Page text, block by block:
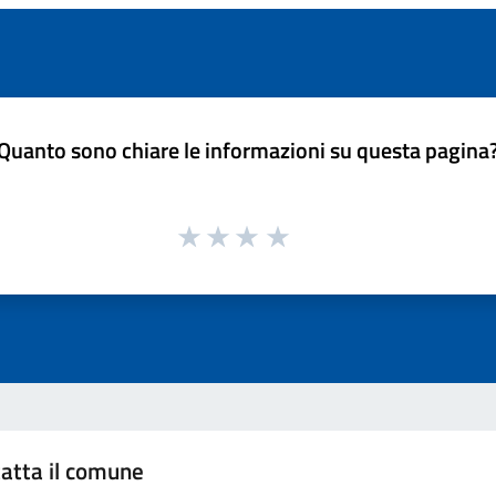
sono chiare le informazioni su questa
il comune